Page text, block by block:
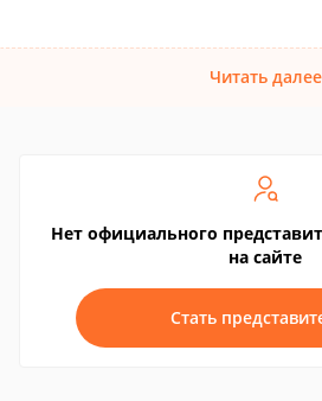
Читать далее
Нет официального
на сайте
Стать